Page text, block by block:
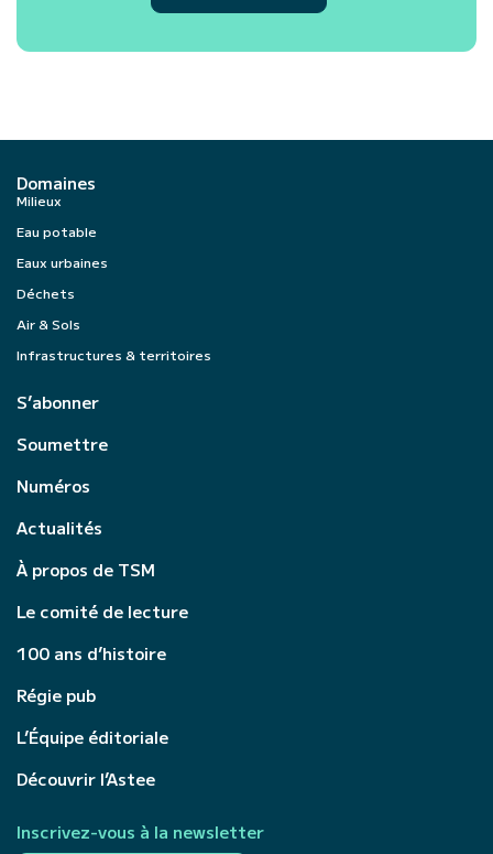
Domaines
Milieux
Eau potable
Eaux urbaines
Déchets
Air & Sols
Infrastructures & territoires
S’abonner
Soumettre
Numéros
Actualités
À propos de TSM
Le comité de lecture
100 ans d’histoire
Régie pub
L’Équipe éditoriale
Découvrir l’Astee
Inscrivez-vous à la newsletter